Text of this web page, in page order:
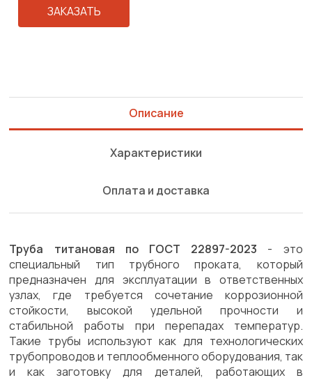
ЗАКАЗАТЬ
Описание
Характеристики
Оплата и доставка
Труба титановая по ГОСТ 22897-2023 - это
специальный тип трубного проката, который
предназначен для эксплуатации в ответственных
узлах, где требуется сочетание коррозионной
стойкости, высокой удельной прочности и
стабильной работы при перепадах температур.
Такие трубы используют как для технологических
трубопроводов и теплообменного оборудования, так
и как заготовку для деталей, работающих в